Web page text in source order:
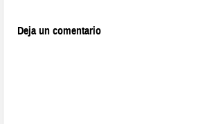
Deja un comentario